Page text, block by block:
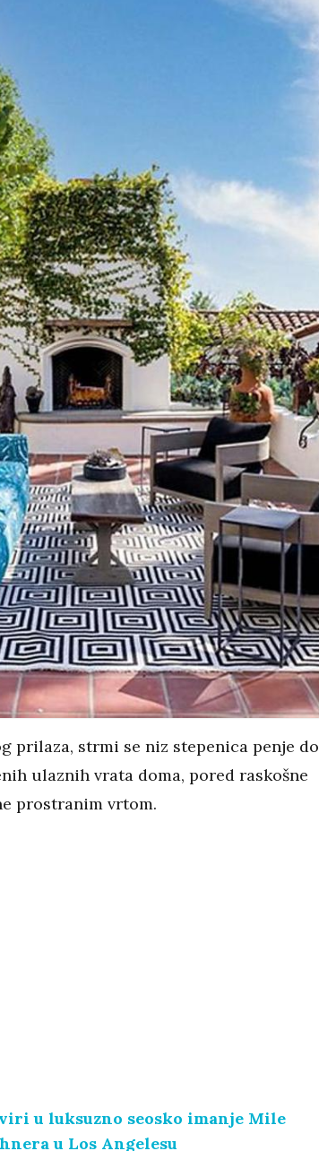
prilaza, strmi se niz stepenica penje do
ulaznih vrata doma, pored raskošne
prostranim vrtom.
u luksuzno seosko imanje Mile
u Los Angelesu